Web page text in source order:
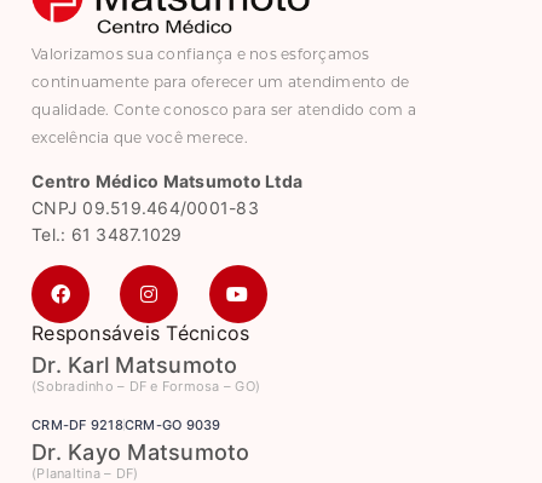
Valorizamos sua confiança e nos esforçamos
continuamente para oferecer um atendimento de
qualidade. Conte conosco para ser atendido com a
excelência que você merece.
Centro Médico Matsumoto Ltda
CNPJ 09.519.464/0001-83
Tel.: 61 3487.1029
Responsáveis Técnicos
Dr. Karl Matsumoto
(Sobradinho – DF e Formosa – GO)
CRM-DF 9218CRM-GO 9039
Dr. Kayo Matsumoto
(Planaltina – DF)